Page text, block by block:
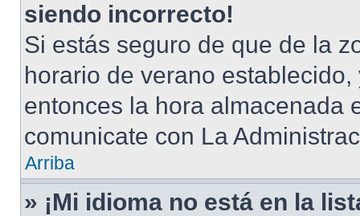
siendo incorrecto!
Si estás seguro de que de la
horario de verano
entonces la hora almacenada
comunicate con La
Arriba
» ¡Mi idioma no está en la